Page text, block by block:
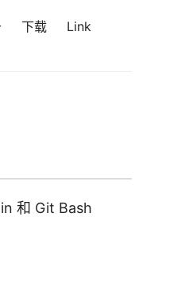
下载
Link
和 Git Bash